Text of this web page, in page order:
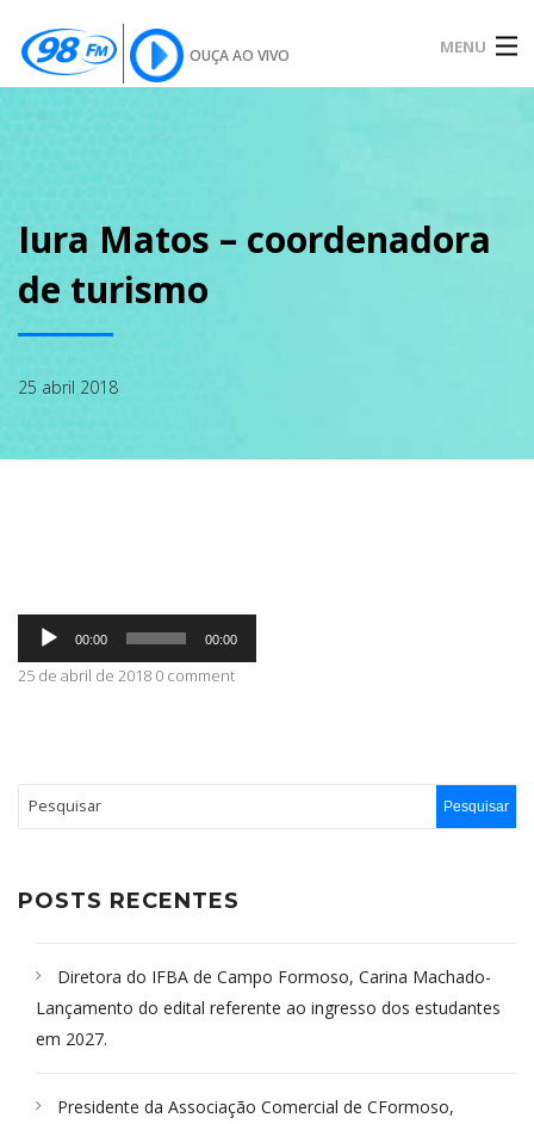
OUÇA AO VIVO MENU
SOBRE
CONTATO
Iura Matos – coordenadora
de turismo
25 abril 2018
Tocador
áudio
00:00 00:00
25 de abril de 2018 0 comment
POSTS RECENTES
Diretora do IFBA de Campo Formoso, Carina Machado-
Lançamento do edital referente ao ingresso dos estudantes
em 2027.
Presidente da Associação Comercial de CFormoso,